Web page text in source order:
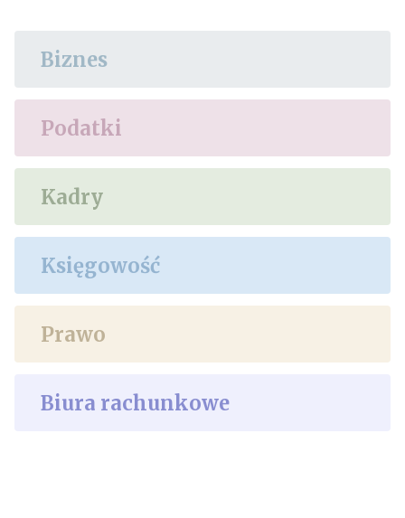
Biznes
Podatki
Kadry
Księgowość
Prawo
Biura rachunkowe